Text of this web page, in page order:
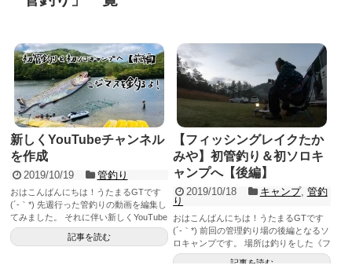
新しくYouTubeチャンネル
を作成
2019/10/19 管釣り
おはこんばんにちは！うたまるGTです
(´-｀*) 先週行った管釣りの動画を編集し
てみました。 それに伴い新しくYouTube
チャ...
記事を読む
【フィッシングレイクたか
みや】初管釣り＆初ソロキ
ャンプへ【後編】
2019/10/18 キャンプ, 管釣
り
おはこんばんにちは！うたまるGTです
(´-｀*) 前回の管理釣り場の後編となるソ
ロキャンプです。 場所は釣りをした《フ
ィ...
記事を読む